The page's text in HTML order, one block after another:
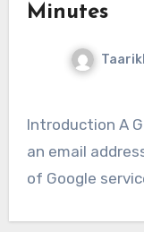
Minutes
Introduction A Gmail account is more than just
an email
of Google